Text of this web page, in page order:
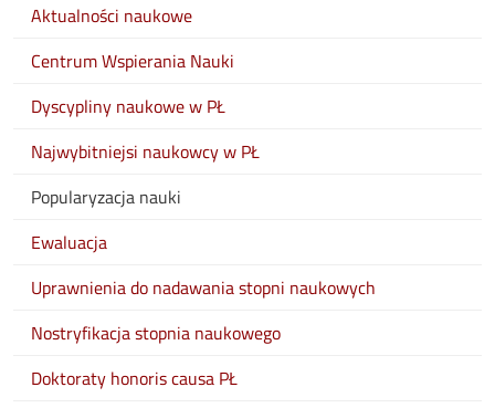
Aktualności naukowe
Centrum Wspierania Nauki
Dyscypliny naukowe w PŁ
Najwybitniejsi naukowcy w PŁ
Popularyzacja nauki
Ewaluacja
Uprawnienia do nadawania stopni naukowych
Nostryfikacja stopnia naukowego
Doktoraty honoris causa PŁ